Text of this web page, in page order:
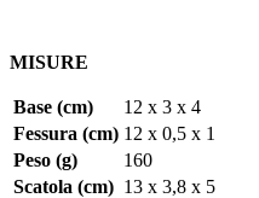
MISURE
Base (cm)
12 x 3 x 4
Fessura (cm) 12 x 0,5 x 1
Peso (g)
160
Scatola (cm) 13 x 3,8 x 5